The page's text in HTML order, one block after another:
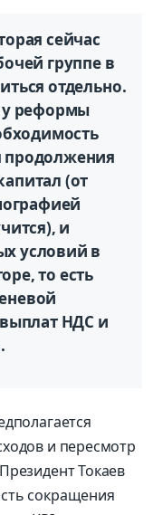
сейчас
группе в
отдельно.
у реформы
продолжения
(от
и
условий в
то есть
НДС и
и пересмотр
Токаев
сокращения